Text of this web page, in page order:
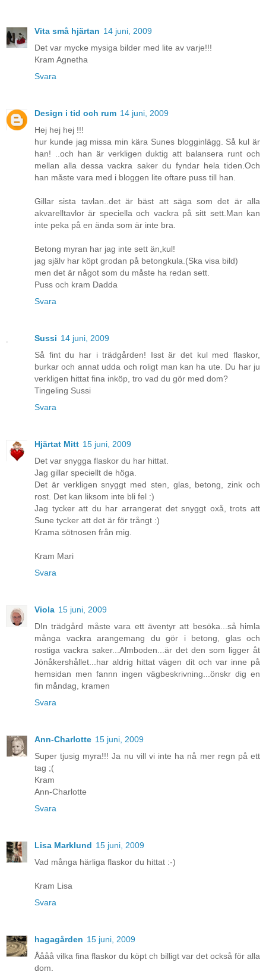
Vita små hjärtan 14 juni, 2009
Det var mycke mysiga bilder med lite av varje!!!
Kram Agnetha
Svara
Design i tid och rum 14 juni, 2009
Hej hej hej !!!
hur kunde jag missa min kära Sunes blogginlägg. Så kul är
han! ..och han är verkligen duktig att balansera runt och
mellan alla dessa vackra saker du fyndar hela tiden.Och
han måste vara med i bloggen lite oftare puss till han.
Gillar sista tavlan..det är bäst att säga som det är alla
akvarelltavlor är speciella och vackra på sitt sett.Man kan
inte peka på en ända som är inte bra.
Betong myran har jag inte sett än,kul!
jag själv har köpt grodan på betongkula.(Ska visa bild)
men det är något som du måste ha redan sett.
Puss och kram Dadda
Svara
Sussi 14 juni, 2009
Så fint du har i trädgården! Isst är det kul med flaskor,
burkar och annat udda och roligt man kan ha ute. Du har ju
verkligen hittat fina inköp, tro vad du gör med dom?
Tingeling Sussi
Svara
Hjärtat Mitt 15 juni, 2009
Det var snygga flaskor du har hittat.
Jag gillar speciellt de höga.
Det är verkligen snyggt med sten, glas, betong, zink och
rost. Det kan liksom inte bli fel :)
Jag tycker att du har arrangerat det snyggt oxå, trots att
Sune tycker att det är för trångt :)
Krama sötnosen från mig.
Kram Mari
Svara
Viola 15 juni, 2009
DIn trädgård måste vara ett äventyr att besöka...så himla
många vackra arangemang du gör i betong, glas och
rostiga vackra saker...Almboden...är det den som ligger åt
Jönåkershållet...har aldrig hittat vägen dit och var inne på
hemsidan men fannn ingen vägbeskrivning...önskr dig en
fin måndag, kramen
Svara
Ann-Charlotte 15 juni, 2009
Super tjusig myra!!! Ja nu vill vi inte ha nå mer regn på ett
tag ;(
Kram
Ann-Charlotte
Svara
Lisa Marklund 15 juni, 2009
Vad många härliga flaskor du hittat :-)
Kram Lisa
Svara
hagagården 15 juni, 2009
Åååå vilka fina flaskor du köpt ch billigt var det också för alla
dom.